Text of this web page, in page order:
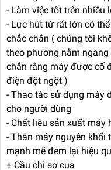
- Làm việc tốt trên nhiều
- Lực hút từ rất lớn có
chắc chắn ( chúng tôi
theo phương nằm
chắn rằng máy được cố
điện đột ngột )
- Thao tác sử dụng máy
cho người dùng
- Chất liệu sản xuất máy
- Thân máy nguyên khối
mạnh mẽ đem lại hiệu
+ Cầu chì sơ cua